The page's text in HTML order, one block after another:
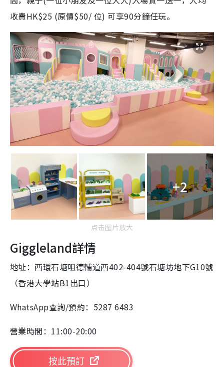
收費HK$25 (原價$50/ 位) 可享90分鐘任玩。
+2
点击图片放大
Giggleland詳情
地址：西環石塘咀德輔道西402-404號石塘坊地下G10號
（香港大學站B1出口）
WhatsApp查詢/預約：5287 6483
營業時間：11:00-20:00
按此預訂